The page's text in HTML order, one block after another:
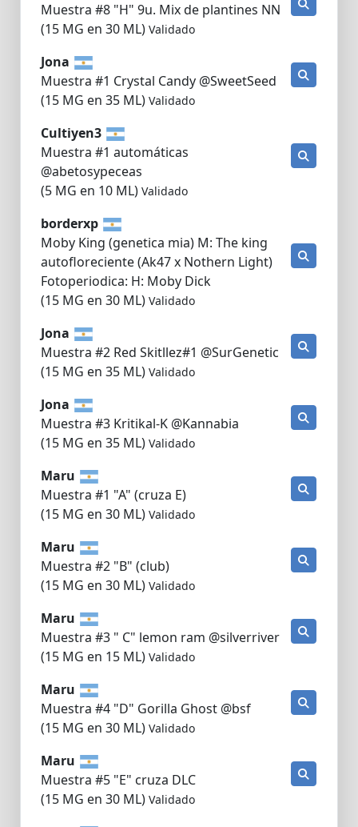
Muestra #8 "H" 9u. Mix de plantines NN
(15 MG en 30 ML)Validado
Jona
Muestra #1 Crystal Candy @SweetSeed
(15 MG en 35 ML)Validado
Cultiyen3
Muestra #1 automáticas
@abetosypeceas
(5 MG en 10 ML)Validado
borderxp
Moby King (genetica mia) M: The king
autofloreciente (Ak47 x Nothern Light)
Fotoperiodica: H: Moby Dick
(15 MG en 30 ML)Validado
Jona
Muestra #2 Red Skitllez#1 @SurGenetic
(15 MG en 35 ML)Validado
Jona
Muestra #3 Kritikal-K @Kannabia
(15 MG en 35 ML)Validado
Maru
Muestra #1 "A" (cruza E)
(15 MG en 30 ML)Validado
Maru
Muestra #2 "B" (club)
(15 MG en 30 ML)Validado
Maru
Muestra #3 " C" lemon ram @silverriver
(15 MG en 15 ML)Validado
Maru
Muestra #4 "D" Gorilla Ghost @bsf
(15 MG en 30 ML)Validado
Maru
Muestra #5 "E" cruza DLC
(15 MG en 30 ML)Validado